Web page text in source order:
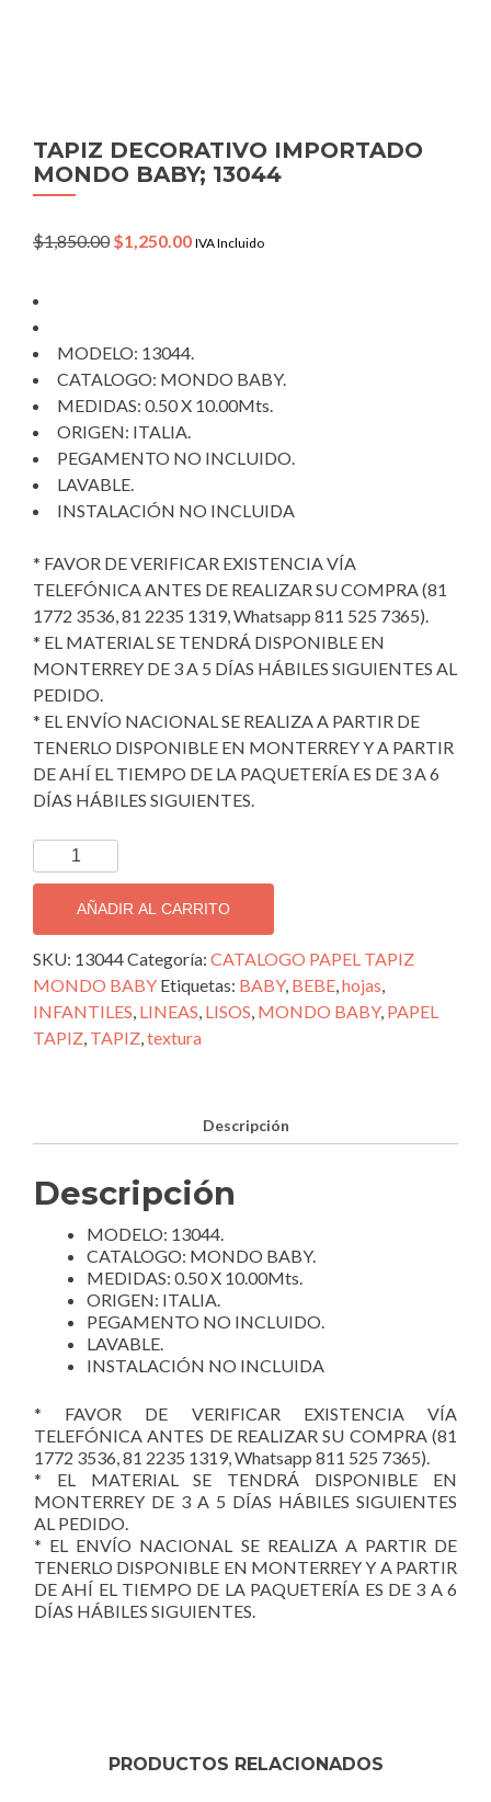
TAPIZ DECORATIVO IMPORTADO
MONDO BABY; 13044
$1,850.00 Original
$1,250.00Current
IVA Incluido
MODELO: 13044.
CATALOGO: MONDO BABY.
MEDIDAS: 0.50 X 10.00Mts.
ORIGEN: ITALIA.
PEGAMENTO NO INCLUIDO.
LAVABLE.
INSTALACIÓN NO INCLUIDA
* FAVOR DE VERIFICAR EXISTENCIA VÍA
TELEFÓNICA ANTES DE REALIZAR SU COMPRA (81
1772 3536, 81 2235 1319, Whatsapp 811 525 7365).
* EL MATERIAL SE TENDRÁ DISPONIBLE EN
MONTERREY DE 3 A 5 DÍAS HÁBILES SIGUIENTES AL
PEDIDO.
* EL ENVÍO NACIONAL SE REALIZA A PARTIR DE
TENERLO DISPONIBLE EN MONTERREY Y A PARTIR
DE AHÍ EL TIEMPO DE LA PAQUETERÍA ES DE 3 A 6
DÍAS HÁBILES SIGUIENTES.
TAPIZ
DECORATIVO
IMPORTADO
MONDO
BABY;
13044
cantidad
AÑADIR AL CARRITO
SKU: 13044Categoría: CATALOGO PAPEL TAPIZ
MONDO BABY Etiquetas: BABY, BEBE,hojas,
INFANTILES, LINEAS, LISOS, MONDO BABY, PAPEL
TAPIZ, TAPIZ,textura
Descripción
Descripción
MODELO: 13044.
CATALOGO: MONDO BABY.
MEDIDAS: 0.50 X 10.00Mts.
ORIGEN: ITALIA.
PEGAMENTO NO INCLUIDO.
LAVABLE.
INSTALACIÓN NO INCLUIDA
* FAVOR DE VERIFICAR EXISTENCIA VÍA
TELEFÓNICA ANTES DE REALIZAR SU COMPRA (81
1772 3536, 81 2235 1319, Whatsapp 811 525 7365).
* EL MATERIAL SE TENDRÁ DISPONIBLE EN
MONTERREY DE 3 A 5 DÍAS HÁBILES SIGUIENTES
AL PEDIDO.
* EL ENVÍO NACIONAL SE REALIZA A PARTIR DE
TENERLO DISPONIBLE EN MONTERREY Y A PARTIR
DE AHÍ EL TIEMPO DE LA PAQUETERÍA ES DE 3 A 6
DÍAS HÁBILES SIGUIENTES.
PRODUCTOS RELACIONADOS